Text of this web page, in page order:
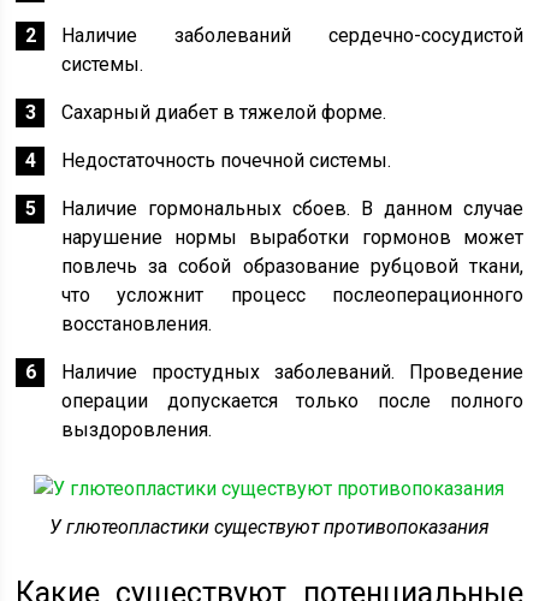
Наличие заболеваний сердечно-сосудистой
системы.
Сахарный диабет в тяжелой форме.
Недостаточность почечной системы.
Наличие гормональных сбоев. В данном случае
нарушение нормы выработки гормонов может
повлечь за собой образование рубцовой ткани,
что усложнит процесс послеоперационного
восстановления.
Наличие простудных заболеваний. Проведение
операции допускается только после полного
выздоровления.
У глютеопластики существуют противопоказания
Какие существуют потенциальные